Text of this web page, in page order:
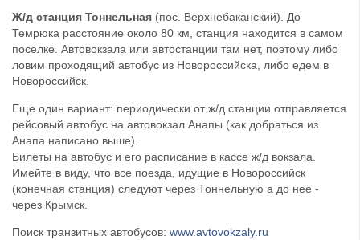
Ж/д станция Тоннельная (пос. Верхнебаканский). До
Темрюка расстояние около 80 км, станция находится в самом
поселке. Автовокзала или автостанции там нет, поэтому либо
ловим проходящий автобус из Новороссийска, либо едем в
Новороссийск.
Еще один вариант: периодически от ж/д станции отправляется
рейсовый автобус на автовокзал Анапы (как добраться из
Анапа написано выше).
Билеты на автобус и его расписание в кассе ж/д вокзала.
Имейте в виду, что все поезда, идущие в Новороссийск
(конечная станция) следуют через Тоннельную а до нее -
через Крымск.
Поиск транзитных автобусов: www.avtovokzaly.ru